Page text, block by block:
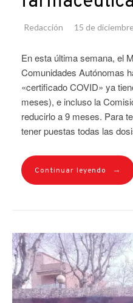
Redacción 15 de
En esta última semana, el
Comunidades Autónomas
«certificado COVID» ya
meses), e incluso la
reducirlo a 9 meses. Para
tener puestas todas las
Continuar leyendo →